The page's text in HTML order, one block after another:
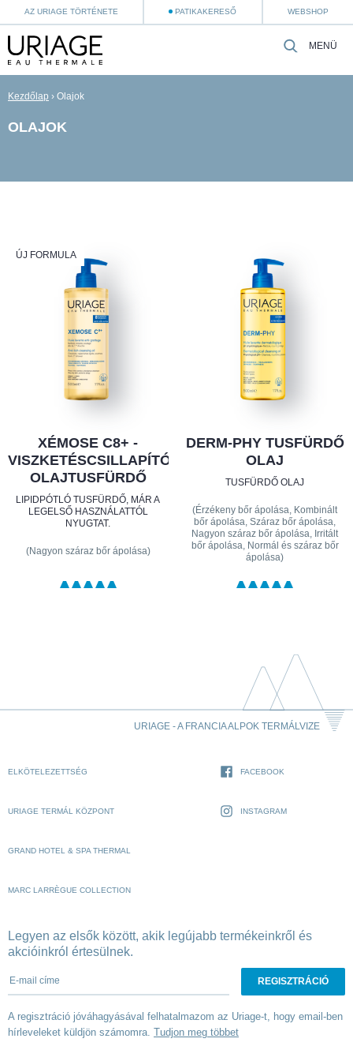
AZ URIAGE TÖRTÉNETE PATIKAKERESŐ WEBSHOP
MENÜ
Kezdőlap › Olajok
OLAJOK
ÚJ FORMULA
XÉMOSE C8+ -
VISZKETÉSCSILLAPÍTÓ
OLAJTUSFÜRDŐ
LIPIDPÓTLÓ TUSFÜRDŐ, MÁR A
LEGELSŐ HASZNÁLATTÓL
NYUGTAT.
(Nagyon száraz bőr ápolása)
DERM-PHY TUSFÜRDŐ
OLAJ
TUSFÜRDŐ OLAJ
(Érzékeny bőr ápolása, Kombinált
bőr ápolása, Száraz bőr ápolása,
Nagyon száraz bőr ápolása, Irritált
bőr ápolása, Normál és száraz bőr
ápolása)
URIAGE - A FRANCIA ALPOK TERMÁLVIZE
ELKÖTELEZETTSÉG
URIAGE TERMÁL KÖZPONT
GRAND HOTEL & SPA THERMAL
MARC LARRÈGUE COLLECTION
FACEBOOK
INSTAGRAM
Legyen az elsők között, akik legújabb termékeinkről és
akcióinkról értesülnek.
E-mail címe
A regisztráció jóváhagyásával felhatalmazom az Uriage-t, hogy email-ben
hírleveleket küldjön számomra. Tudjon meg többet